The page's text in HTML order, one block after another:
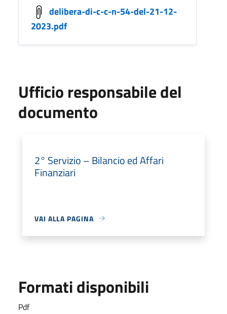
delibera-di-c-c-n-54-del-21-12-
2023.pdf
Ufficio responsabile del
documento
2° Servizio – Bilancio ed Affari
Finanziari
VAI ALLA PAGINA
Formati disponibili
Pdf